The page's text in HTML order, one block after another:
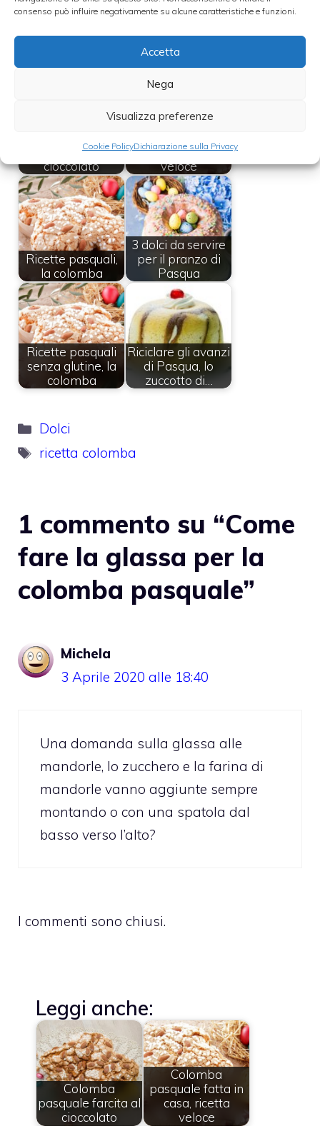
consenso può influire negativamente su alcune caratteristiche e funzioni.
Accetta
Nega
Visualizza preferenze
Cookie PolicyDichiarazione sulla Privacy
cioccolato
pasquale farcita al
cioccolato
Colomba
casa, ricetta
veloce
Ricette pasquali,
la colomba
3 dolci da servire
per il pranzo di
Pasqua
Ricette pasquali
senza glutine, la
colomba
Riciclare gli avanzi
di Pasqua, lo
zuccotto di…
Categorie
Dolci
Tag
ricetta colomba
1 commento su “Come
fare la glassa per la
colomba pasquale”
Michela
3 Aprile 2020 alle 18:40
Una domanda sulla glassa alle
mandorle, lo zucchero e la farina di
mandorle vanno aggiunte sempre
montando o con una spatola dal
basso verso l’alto?
I commenti sono chiusi.
Leggi anche:
Colomba
pasquale farcita al
cioccolato
Colomba
pasquale fatta in
casa, ricetta
veloce